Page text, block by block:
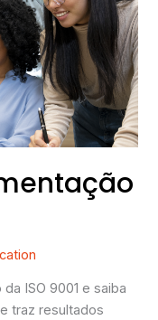
ISO 9001 e saiba
traz resultados